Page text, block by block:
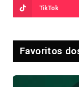
TikTok
Favoritos